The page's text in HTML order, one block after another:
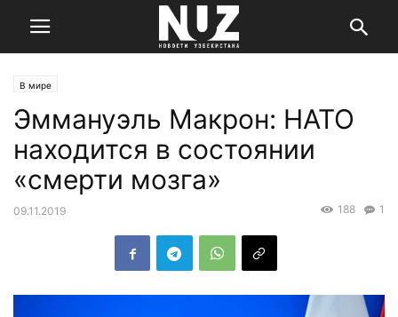
В мире
Эммануэль Макрон: НАТО
находится в состоянии
«смерти мозга»
09.11.2019 1
188